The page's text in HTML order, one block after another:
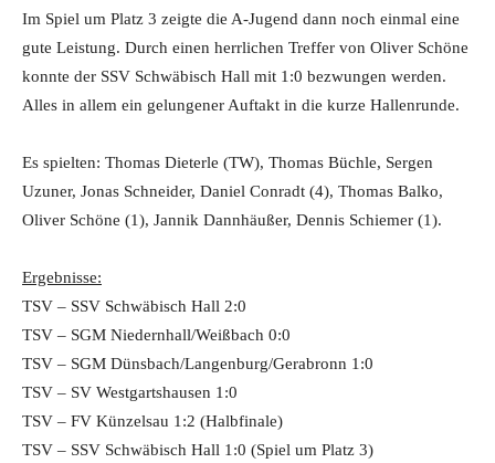
Im Spiel um Platz 3 zeigte die A-Jugend dann noch einmal eine
gute Leistung. Durch einen herrlichen Treffer von Oliver Schöne
konnte der SSV Schwäbisch Hall mit 1:0 bezwungen werden.
Alles in allem ein gelungener Auftakt in die kurze Hallenrunde.
Es spielten: Thomas Dieterle (TW), Thomas Büchle, Sergen
Uzuner, Jonas Schneider, Daniel Conradt (4), Thomas Balko,
Oliver Schöne (1), Jannik Dannhäußer, Dennis Schiemer (1).
Ergebnisse:
TSV – SSV Schwäbisch Hall 2:0
TSV – SGM Niedernhall/Weißbach 0:0
TSV – SGM Dünsbach/Langenburg/Gerabronn 1:0
TSV – SV Westgartshausen 1:0
TSV – FV Künzelsau 1:2 (Halbfinale)
TSV – SSV Schwäbisch Hall 1:0 (Spiel um Platz 3)